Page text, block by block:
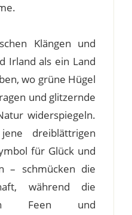
Klängen und
Irland als ein Land
wo grüne Hügel
und glitzernde
widerspiegeln.
dreiblättrigen
für Glück und
– schmücken die
während die
Feen und